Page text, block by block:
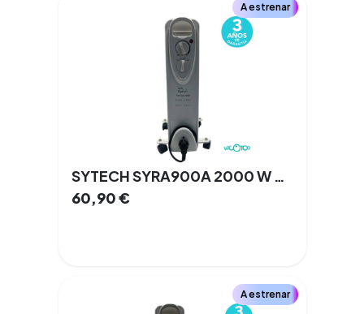
A estrenar
SYTECH SYRA900A 2000 W 9 Elementos
60,90€
A estrenar